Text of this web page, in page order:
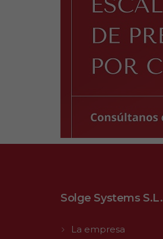
Solge Systems S.L.
La empresa